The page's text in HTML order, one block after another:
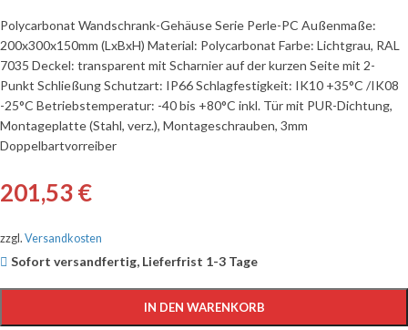
Polycarbonat Wandschrank-Gehäuse Serie Perle-PC Außenmaße:
200x300x150mm (LxBxH) Material: Polycarbonat Farbe: Lichtgrau, RAL
7035 Deckel: transparent mit Scharnier auf der kurzen Seite mit 2-
Punkt Schließung Schutzart: IP66 Schlagfestigkeit: IK10 +35°C /IK08
-25°C Betriebstemperatur: -40 bis +80°C inkl. Tür mit PUR-Dichtung,
Montageplatte (Stahl, verz.), Montageschrauben, 3mm
Doppelbartvorreiber
201,53€
zzgl. Versandkosten
Sofort versandfertig, Lieferfrist 1-3 Tage
IN DEN WARENKORB